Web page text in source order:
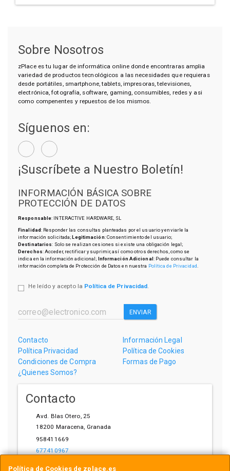
Política de Cookies de zplace.es
Sobre Nosotros
zPlace es tu lugar de informática online donde encontraras amplia
variedad de productos tecnológicos a las necesidades que requieras
desde portátiles, smartphone, tablets, impresoras, televisiones,
electrónica, fotografía, software, gaming, consumibles, redes y asi
como compenentes y repuestos de los mismos.
Síguenos en:
¡Suscríbete a Nuestro Boletín!
INFORMACIÓN BÁSICA SOBRE
PROTECCIÓN DE DATOS
Responsable: INTERACTIVE HARDWARE, SL
Finalidad: Responder las consultas planteadas por el usuario y enviarle la
información solicitada;Legitimación: Consentimiento del usuario;
Destinatarios: Solo se realizan cesiones si existe una obligación legal;
Derechos: Acceder, rectificar y suprimir, así como otros derechos, como se
indica en la información adicional; Información Adicional: Puede consultar la
información completa de Protección de Datos en nuestra Política de Privacidad
He leído y acepto la Política de Privacidad.
ENVIAR
Contacto
Información Legal
Política Privacidad
Política de Cookies
Condiciones de Compra
Formas de Pago
¿Quienes Somos?
Contacto
Avd. Blas Otero, 25
18200 Maracena, Granada
958411669
677410967